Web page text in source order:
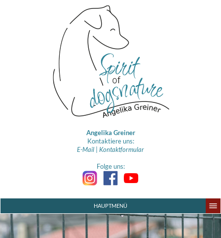
Angelika Greiner
Kontaktiere uns:
E-Mail
Kontaktformular
Folge uns:
HAUPTMENÜ